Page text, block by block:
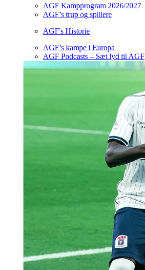
AGF Kampprogram 2026/2027
AGF’s trup og spillere
AGF's Historie
AGF’s kampe i Europa
AGF Podcasts – Sæt lyd til AGF